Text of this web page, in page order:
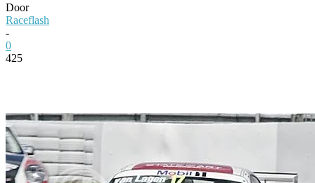
Door
Raceflash
-
0
425